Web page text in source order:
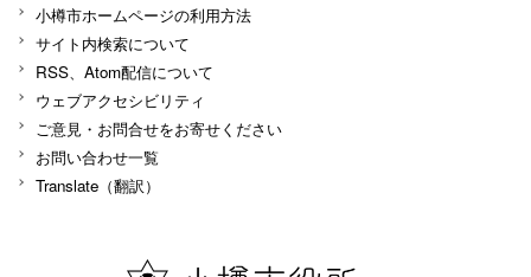
小樽市ホームページの利用方法
サイト内検索について
RSS、Atom配信について
ウェブアクセシビリティ
ご意見・お問合せをお寄せください
お問い合わせ一覧
Translate（翻訳）